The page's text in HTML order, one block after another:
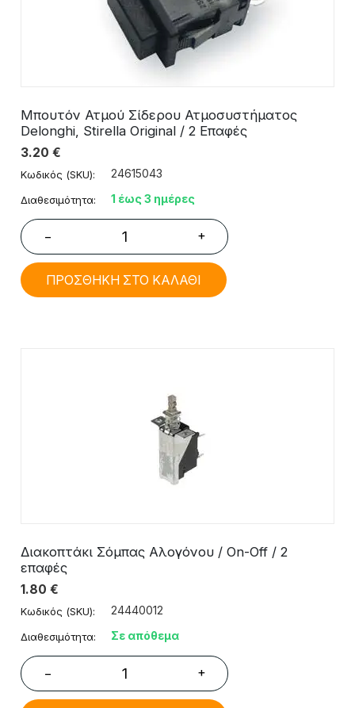
Μπουτόν Ατμού Σίδερου Ατμοσυστήματος
Delonghi, Stirella Original / 2 Επαφές
3.20 €
Κωδικός (SKU): 24615043
Διαθεσιμότητα: 1 έως 3 ημέρες
− +
ΠΡΟΣΘΗΚΗ ΣΤΟ ΚΑΛΑΘΙ
Διακοπτάκι Σόμπας Αλογόνου / On-Off / 2
επαφές
1.80 €
Κωδικός (SKU): 24440012
Διαθεσιμότητα: Σε απόθεμα
− +